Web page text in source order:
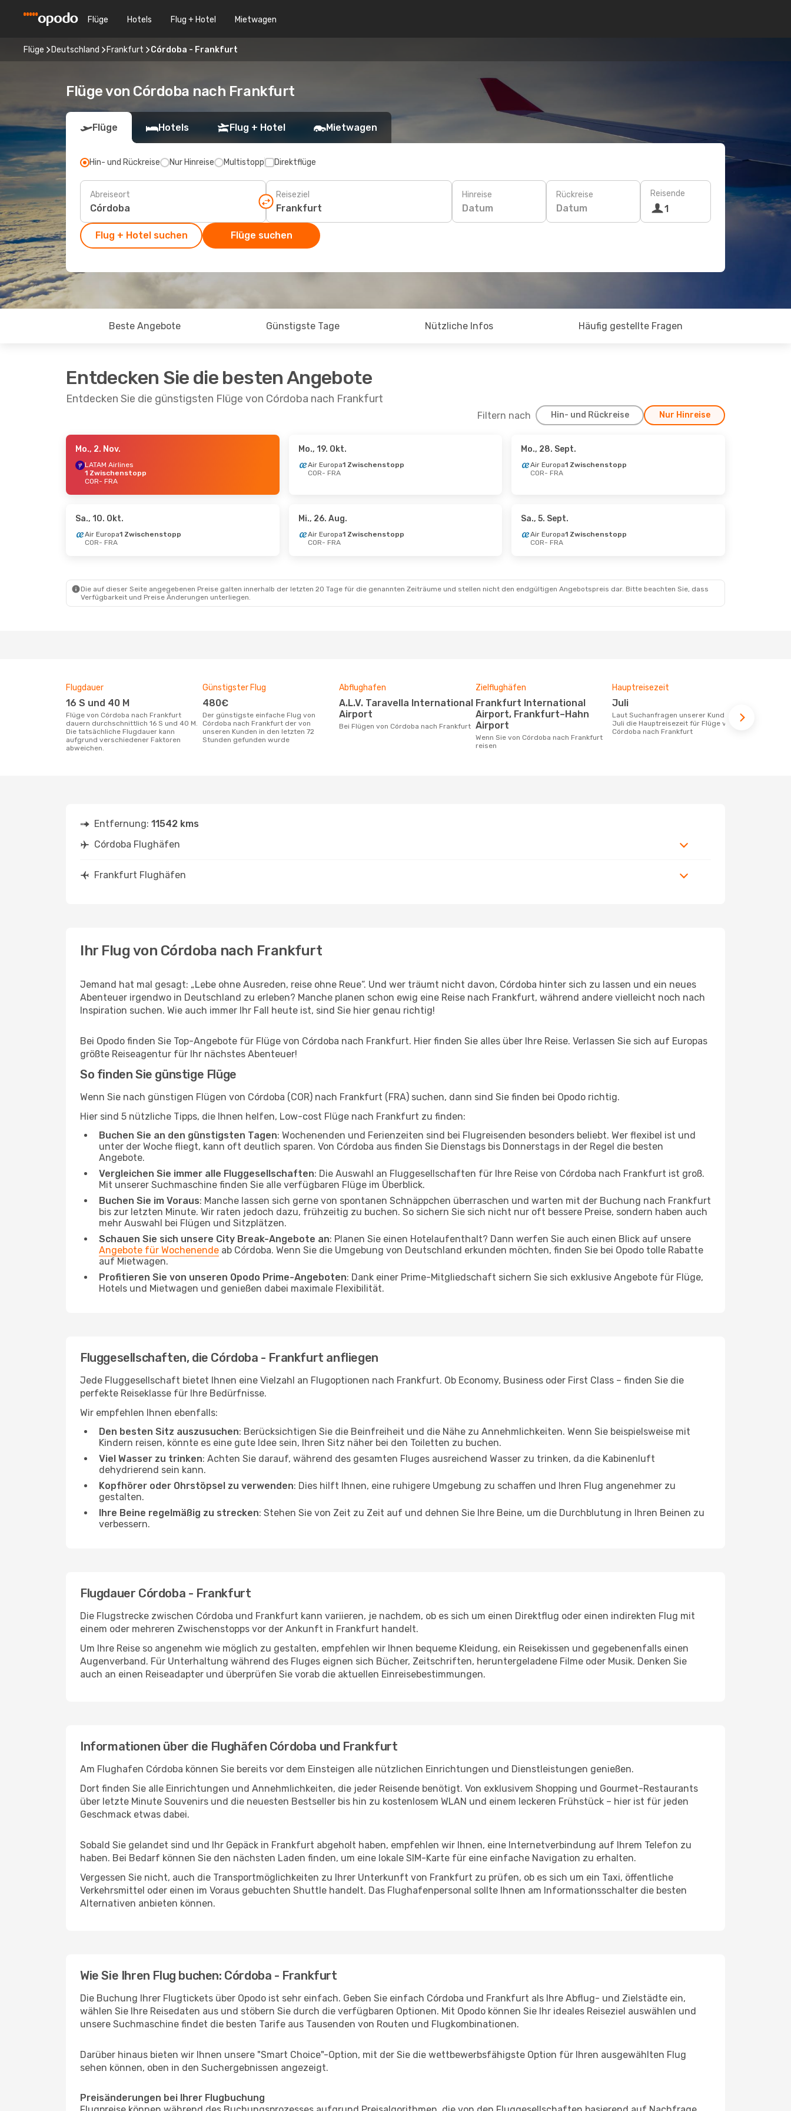
Flüge Hotels Flug + Hotel Mietwagen
Flüge Deutschland Frankfurt Córdoba - Frankfurt
Flüge von Córdoba nach Frankfurt
Flüge Hotels Flug + Hotel Mietwagen
Hin- und Rückreise Nur Hinreise Multistopp Direktflüge
Abreiseort Reiseziel Hinreise
Datum
Rückreise
Datum
Reisende
1
Flug + Hotel suchen Flüge suchen
Beste Angebote Günstigste Tage Nützliche Infos Häufig gestellte Fragen
Entdecken Sie die besten Angebote
Entdecken Sie die günstigsten Flüge von Córdoba nach Frankfurt
Filtern nach Hin- und Rückreise Nur Hinreise
- Sa., 5. Sept.
3 Zwischenstopps
Mo., 2. Nov.
LATAM Airlines
1 Zwischenstopp
COR- FRA
Mo., 19. Okt.
Air Europa1 Zwischenstopp
COR- FRA
Mo., 28. Sept.
Air Europa1 Zwischenstopp
COR- FRA
Sa., 10. Okt.
Air Europa1 Zwischenstopp
COR- FRA
Mi., 26. Aug.
Air Europa1 Zwischenstopp
COR- FRA
Sa., 5. Sept.
Air Europa1 Zwischenstopp
COR- FRA
Die auf dieser Seite angegebenen Preise galten innerhalb der letzten 20 Tage für die genannten Zeiträume und stellen nicht den endgültigen Angebotspreis dar. Bitte beachten Sie, dass
Verfügbarkeit und Preise Änderungen unterliegen.
Flugdauer
16 S und 40 M
Flüge von Córdoba nach Frankfurt
dauern durchschnittlich 16 S und 40 M.
Die tatsächliche Flugdauer kann
aufgrund verschiedener Faktoren
abweichen.
Günstigster Flug
480€
Der günstigste einfache Flug von
Córdoba nach Frankfurt der von
unseren Kunden in den letzten 72
Stunden gefunden wurde
Abflughafen
A.L.V. Taravella International
Airport
Bei Flügen von Córdoba nach Frankfurt
Zielflughäfen
Frankfurt International
Airport, Frankfurt–Hahn
Airport
Wenn Sie von Córdoba nach Frankfurt
reisen
Hauptreisezeit
Juli
Laut Suchanfragen unserer Kunden ist
Juli die Hauptreisezeit für Flüge von
Córdoba nach Frankfurt
Entfernung: 11542 kms
Córdoba Flughäfen
Frankfurt Flughäfen
Ihr Flug von Córdoba nach Frankfurt
Jemand hat mal gesagt: „Lebe ohne Ausreden, reise ohne Reue“. Und wer träumt nicht davon, Córdoba hinter sich zu lassen und ein neues
Abenteuer irgendwo in Deutschland zu erleben? Manche planen schon ewig eine Reise nach Frankfurt, während andere vielleicht noch nach
Inspiration suchen. Wie auch immer Ihr Fall heute ist, sind Sie hier genau richtig!
Bei Opodo finden Sie Top-Angebote für Flüge von Córdoba nach Frankfurt. Hier finden Sie alles über Ihre Reise. Verlassen Sie sich auf Europas
größte Reiseagentur für Ihr nächstes Abenteuer!
So finden Sie günstige Flüge
Wenn Sie nach günstigen Flügen von Córdoba (COR) nach Frankfurt (FRA) suchen, dann sind Sie finden bei Opodo richtig.
Hier sind 5 nützliche Tipps, die Ihnen helfen, Low-cost Flüge nach Frankfurt zu finden:
Buchen Sie an den günstigsten Tagen: Wochenenden und Ferienzeiten sind bei Flugreisenden besonders beliebt. Wer flexibel ist und
unter der Woche fliegt, kann oft deutlich sparen. Von Córdoba aus finden Sie Dienstags bis Donnerstags in der Regel die besten
Angebote.
Vergleichen Sie immer alle Fluggesellschaften: Die Auswahl an Fluggesellschaften für Ihre Reise von Córdoba nach Frankfurt ist groß.
Mit unserer Suchmaschine finden Sie alle verfügbaren Flüge im Überblick.
Buchen Sie im Voraus: Manche lassen sich gerne von spontanen Schnäppchen überraschen und warten mit der Buchung nach Frankfurt
bis zur letzten Minute. Wir raten jedoch dazu, frühzeitig zu buchen. So sichern Sie sich nicht nur oft bessere Preise, sondern haben auch
mehr Auswahl bei Flügen und Sitzplätzen.
Schauen Sie sich unsere City Break-Angebote an: Planen Sie einen Hotelaufenthalt? Dann werfen Sie auch einen Blick auf unsere
Angebote für Wochenende ab Córdoba. Wenn Sie die Umgebung von Deutschland erkunden möchten, finden Sie bei Opodo tolle Rabatte
auf Mietwagen.
Profitieren Sie von unseren Opodo Prime-Angeboten: Dank einer Prime-Mitgliedschaft sichern Sie sich exklusive Angebote für Flüge,
Hotels und Mietwagen und genießen dabei maximale Flexibilität.
Fluggesellschaften, die Córdoba - Frankfurt anfliegen
Jede Fluggesellschaft bietet Ihnen eine Vielzahl an Flugoptionen nach Frankfurt. Ob Economy, Business oder First Class – finden Sie die
perfekte Reiseklasse für Ihre Bedürfnisse.
Wir empfehlen Ihnen ebenfalls:
Den besten Sitz auszusuchen: Berücksichtigen Sie die Beinfreiheit und die Nähe zu Annehmlichkeiten. Wenn Sie beispielsweise mit
Kindern reisen, könnte es eine gute Idee sein, Ihren Sitz näher bei den Toiletten zu buchen.
Viel Wasser zu trinken: Achten Sie darauf, während des gesamten Fluges ausreichend Wasser zu trinken, da die Kabinenluft
dehydrierend sein kann.
Kopfhörer oder Ohrstöpsel zu verwenden: Dies hilft Ihnen, eine ruhigere Umgebung zu schaffen und Ihren Flug angenehmer zu
gestalten.
Ihre Beine regelmäßig zu strecken: Stehen Sie von Zeit zu Zeit auf und dehnen Sie Ihre Beine, um die Durchblutung in Ihren Beinen zu
verbessern.
Flugdauer Córdoba - Frankfurt
Die Flugstrecke zwischen Córdoba und Frankfurt kann variieren, je nachdem, ob es sich um einen Direktflug oder einen indirekten Flug mit
einem oder mehreren Zwischenstopps vor der Ankunft in Frankfurt handelt.
Um Ihre Reise so angenehm wie möglich zu gestalten, empfehlen wir Ihnen bequeme Kleidung, ein Reisekissen und gegebenenfalls einen
Augenverband. Für Unterhaltung während des Fluges eignen sich Bücher, Zeitschriften, heruntergeladene Filme oder Musik. Denken Sie
auch an einen Reiseadapter und überprüfen Sie vorab die aktuellen Einreisebestimmungen.
Informationen über die Flughäfen Córdoba und Frankfurt
Am Flughafen Córdoba können Sie bereits vor dem Einsteigen alle nützlichen Einrichtungen und Dienstleistungen genießen.
Dort finden Sie alle Einrichtungen und Annehmlichkeiten, die jeder Reisende benötigt. Von exklusivem Shopping und Gourmet-Restaurants
über letzte Minute Souvenirs und die neuesten Bestseller bis hin zu kostenlosem WLAN und einem leckeren Frühstück – hier ist für jeden
Geschmack etwas dabei.
Sobald Sie gelandet sind und Ihr Gepäck in Frankfurt abgeholt haben, empfehlen wir Ihnen, eine Internetverbindung auf Ihrem Telefon zu
haben. Bei Bedarf können Sie den nächsten Laden finden, um eine lokale SIM-Karte für eine einfache Navigation zu erhalten.
Vergessen Sie nicht, auch die Transportmöglichkeiten zu Ihrer Unterkunft von Frankfurt zu prüfen, ob es sich um ein Taxi, öffentliche
Verkehrsmittel oder einen im Voraus gebuchten Shuttle handelt. Das Flughafenpersonal sollte Ihnen am Informationsschalter die besten
Alternativen anbieten können.
Wie Sie Ihren Flug buchen: Córdoba - Frankfurt
Die Buchung Ihrer Flugtickets über Opodo ist sehr einfach. Geben Sie einfach Córdoba und Frankfurt als Ihre Abflug- und Zielstädte ein,
wählen Sie Ihre Reisedaten aus und stöbern Sie durch die verfügbaren Optionen. Mit Opodo können Sie Ihr ideales Reiseziel auswählen und
unsere Suchmaschine findet die besten Tarife aus Tausenden von Routen und Flugkombinationen.
Darüber hinaus bieten wir Ihnen unsere "Smart Choice"-Option, mit der Sie die wettbewerbsfähigste Option für Ihren ausgewählten Flug
sehen können, oben in den Suchergebnissen angezeigt.
Preisänderungen bei Ihrer Flugbuchung